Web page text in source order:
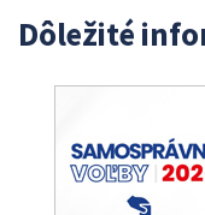
Dôležité